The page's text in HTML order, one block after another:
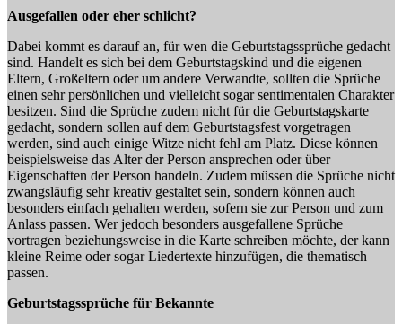
Ausgefallen oder eher schlicht?
Dabei kommt es darauf an, für wen die Geburtstagssprüche gedacht
sind. Handelt es sich bei dem Geburtstagskind und die eigenen
Eltern, Großeltern oder um andere Verwandte, sollten die Sprüche
einen sehr persönlichen und vielleicht sogar sentimentalen Charakter
besitzen. Sind die Sprüche zudem nicht für die Geburtstagskarte
gedacht, sondern sollen auf dem Geburtstagsfest vorgetragen
werden, sind auch einige Witze nicht fehl am Platz. Diese können
beispielsweise das Alter der Person ansprechen oder über
Eigenschaften der Person handeln. Zudem müssen die Sprüche nicht
zwangsläufig sehr kreativ gestaltet sein, sondern können auch
besonders einfach gehalten werden, sofern sie zur Person und zum
Anlass passen. Wer jedoch besonders ausgefallene Sprüche
vortragen beziehungsweise in die Karte schreiben möchte, der kann
kleine Reime oder sogar Liedertexte hinzufügen, die thematisch
passen.
Geburtstagssprüche für Bekannte